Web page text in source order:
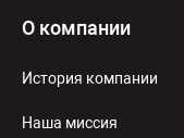
О компании
История компании
Наша миссия